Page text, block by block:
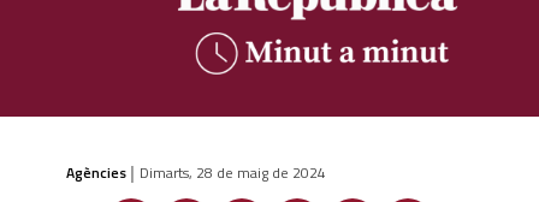
Agències | Dimarts, 28 de maig de 2024